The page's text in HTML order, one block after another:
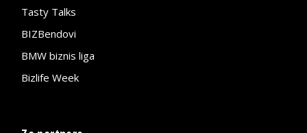
Tasty Talks
BIZBendovi
BMW biznis liga
Bizlife Week